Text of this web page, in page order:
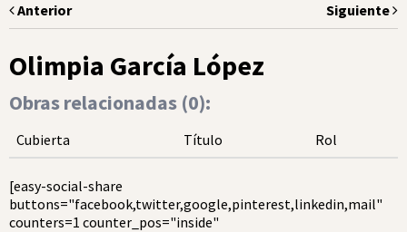
Anterior Siguiente
Olimpia García López
Obras relacionadas (0):
Cubierta Título Rol
[easy-social-share
buttons="facebook,twitter,google,pinterest,linkedin,mail"
counters=1 counter_pos="inside"